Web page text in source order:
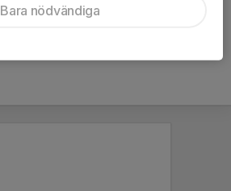
Bara nödvändiga